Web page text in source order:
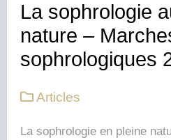
La sophrologie
nature –
sophrologiques
Articles
La sophrologie en pleine